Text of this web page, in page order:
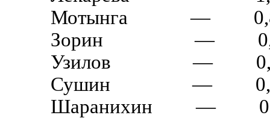
Мотынга
—
Зорин
—
Узилов
—
Сушин
—
Шаранихин
—